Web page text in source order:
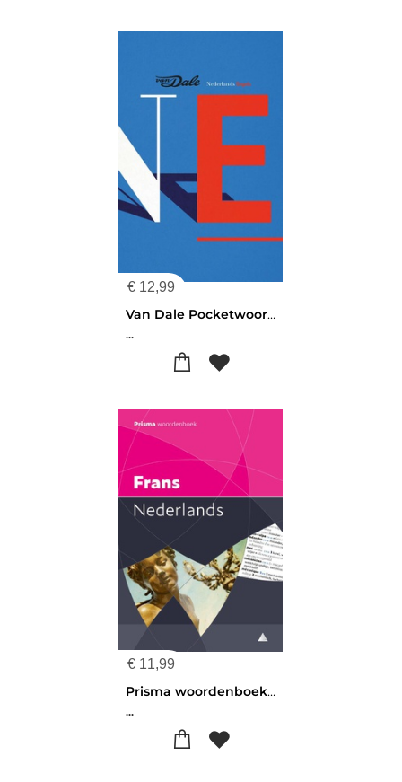
€ 12,99
Van Dale Pocketwoordenboek Nederlands-Engels
...
€ 11,99
Prisma woordenboek Frans-Nederlands
...